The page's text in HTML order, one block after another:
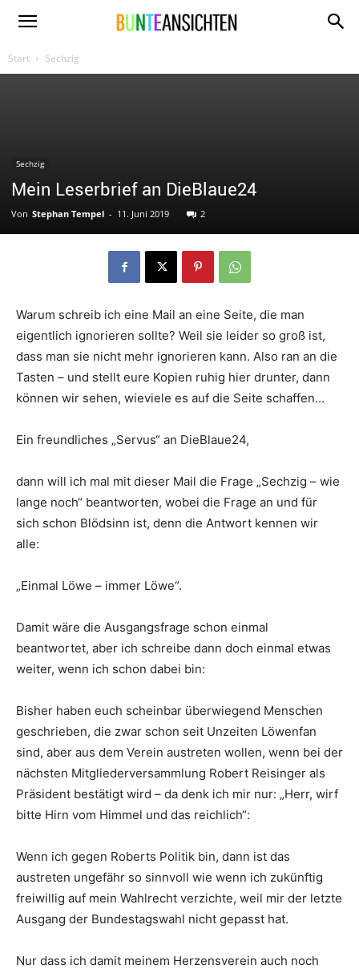
www.bunte-
Start Sechzig
Sechzig
Mein Leserbrief an DieBlaue24
Von Stephan Tempel - 11. Juni 2019 2
Warum schreib ich eine Mail an eine Seite, die man
eigentlich ignorieren sollte? Weil sie leider so groß ist,
dass man sie nicht mehr ignorieren kann. Also ran an die
Tasten – und stellt eure Kopien ruhig hier drunter, dann
können wir sehen, wieviele es auf die Seite schaffen…
Ein freundliches „Servus“ an DieBlaue24,
dann will ich mal mit dieser Mail die Frage „Sechzig – wie
lange noch“ beantworten, wobei die Frage an und für
sich schon Blödsinn ist, denn die Antwort kennen wir
alle:
„Einmal Löwe – immer Löwe“.
Damit wäre die Ausgangsfrage schon einmal
beantwortet, aber ich schreibe dann doch einmal etwas
weiter, wenn ich schon dabei bin:
Bisher haben euch scheinbar überwiegend Menschen
geschrieben, die zwar schon seit Unzeiten Löwenfan
sind, aber aus dem Verein austreten wollen, wenn bei der
nächsten Mitgliederversammlung Robert Reisinger als
Präsident bestätigt wird – da denk ich mir nur: „Herr, wirf
bitte Hirn vom Himmel und das reichlich“:
Wenn ich gegen Roberts Politik bin, dann ist das
austreten ungefähr so sinnvoll wie wenn ich zukünftig
freiwillig auf mein Wahlrecht verzichte, weil mir der letzte
Ausgang der Bundestagswahl nicht gepasst hat.
Nur dass ich damit meinem Herzensverein auch noch